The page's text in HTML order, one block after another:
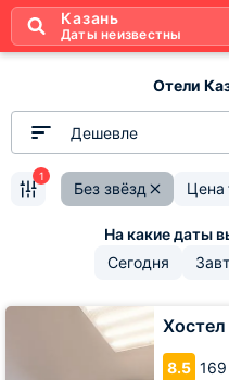
Казань
Даты неизвестны
Отели
Дешевле
Без звёзд Цена
1
Сегодня
Хостел
8.5 169
Хостел